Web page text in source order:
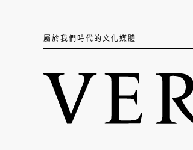
屬於我們時代的文化媒體